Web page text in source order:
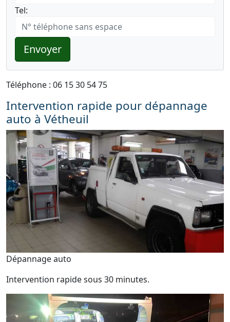
Tel:
Envoyer
Téléphone : 06 15 30 54 75
Intervention rapide pour dépannage
auto à Vétheuil
Dépannage auto
Intervention rapide sous 30 minutes.